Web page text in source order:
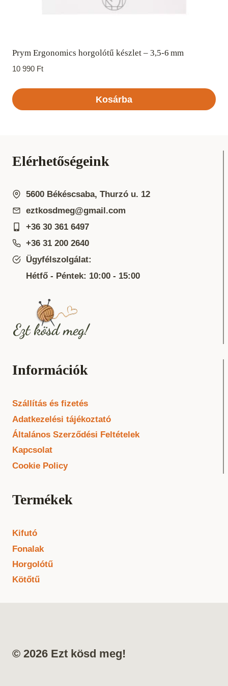
Prym Ergonomics horgolótű készlet – 3,5‑6 mm
10 990 Ft
Kosárba
Elérhetőségeink
5600 Békéscsaba, Thurzó u. 12
eztkosdmeg@gmail.com
+36 30 361 6497
+36 31 200 2640
Ügyfélszolgálat:
Hétfő - Péntek: 10:00 - 15:00
Információk
Szállítás és fizetés
Adatkezelési tájékoztató
Általános Szerződési Feltételek
Kapcsolat
Cookie Policy
Termékek
Kifutó
Fonalak
Horgolótű
Kötőtű
© 2026 Ezt kösd meg!